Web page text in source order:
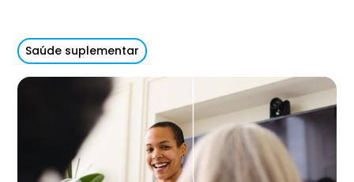
Saúde suplementar